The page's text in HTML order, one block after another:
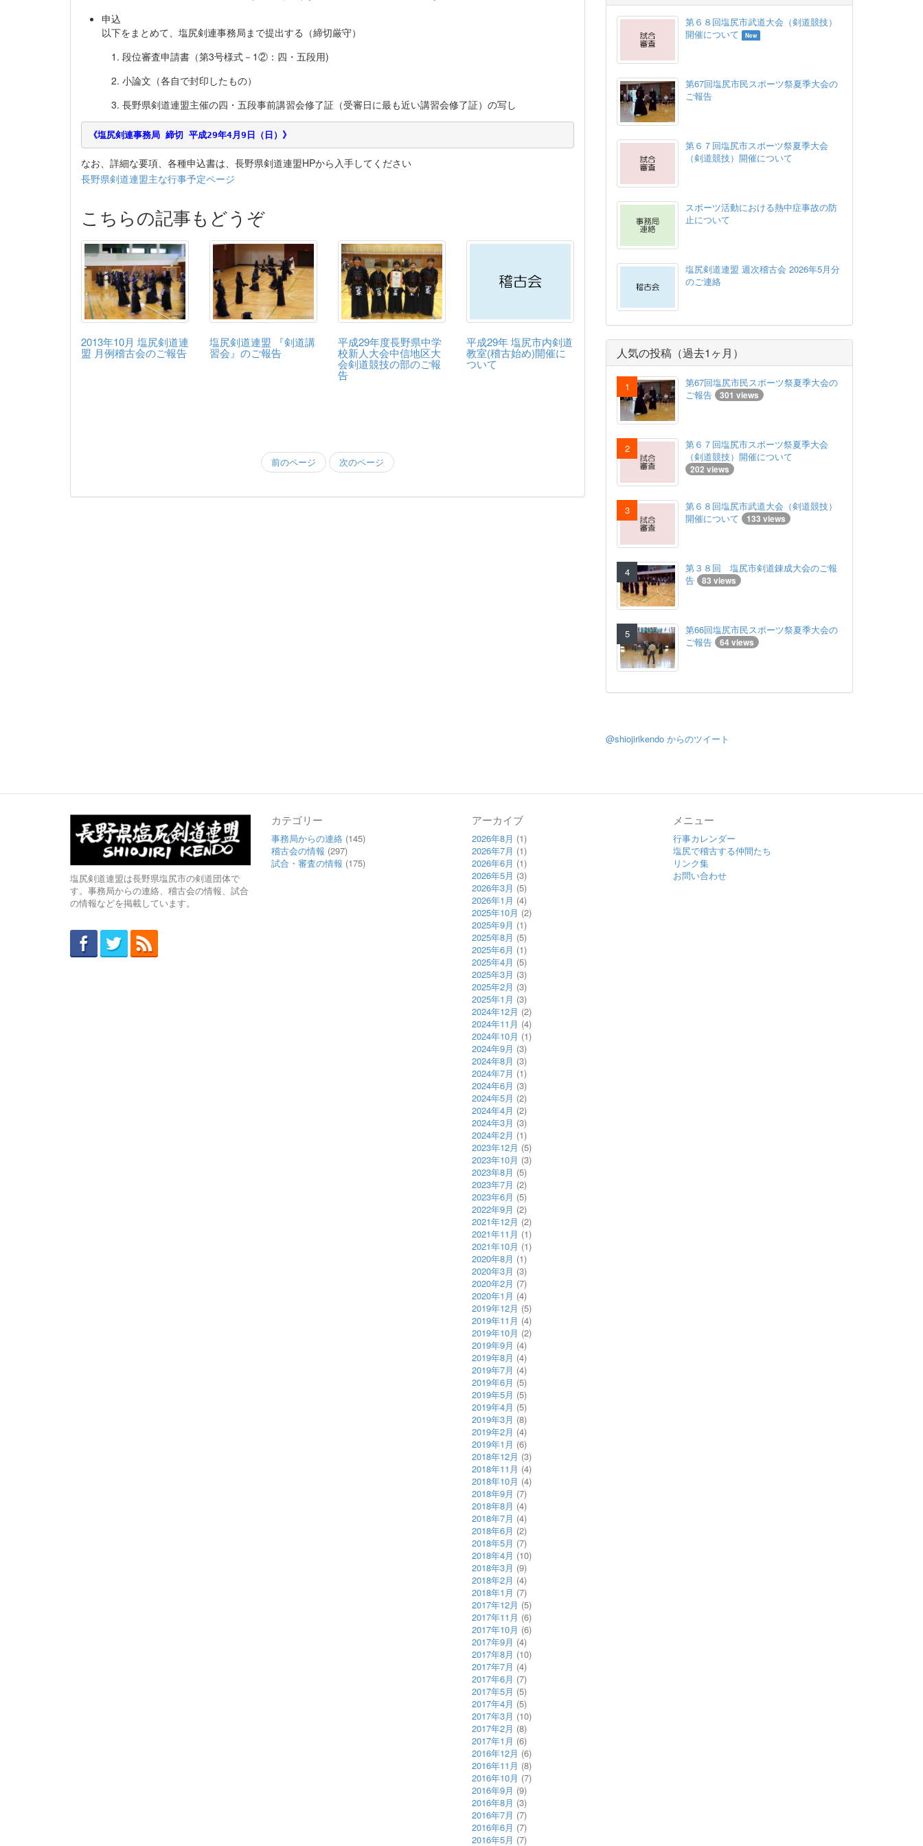
申込
以下をまとめて、塩尻剣連事務局まで提出する（締切厳守）
段位審査申請書（第3号様式－1②：四・五段用)
小論文（各自で封印したもの）
長野県剣道連盟主催の四・五段事前講習会修了証（受審日に最も近い講習会修了証）の写し
なお、詳細な要項、各種申込書は、長野県剣道連盟HPから入手してください
長野県剣道連盟主な行事予定ページ
こちらの記事もどうぞ
2013年10月 塩尻剣道連
盟 月例稽古会のご報告
塩尻剣道連盟 『剣道講
習会』のご報告
平成29年度長野県中学
校新人大会中信地区大
会剣道競技の部のご報
告
平成29年 塩尻市内剣道
教室(稽古始め)開催に
ついて
前のページ 次のページ
第６８回塩尻市武道大会（剣道競技）
開催について
New
第67回塩尻市民スポーツ祭夏季大会の
ご報告
第６７回塩尻市スポーツ祭夏季大会
（剣道競技）開催について
スポーツ活動における熱中症事故の防
止について
塩尻剣道連盟 週次稽古会 2026年5月分
のご連絡
人気の投稿（過去1ヶ月）
第67回塩尻市民スポーツ祭夏季大会の
ご報告
301 views
第６７回塩尻市スポーツ祭夏季大会
（剣道競技）開催について
202 views
第６８回塩尻市武道大会（剣道競技）
開催について
133 views
第３８回 塩尻市剣道錬成大会のご報
告
83 views
第66回塩尻市民スポーツ祭夏季大会の
ご報告
64 views
@shiojirikendo からのツイート
塩尻剣道連盟は長野県塩尻市の剣道団体で
す。事務局からの連絡、稽古会の情報、試合
の情報などを掲載しています。
カテゴリー
事務局からの連絡(145)
稽古会の情報 (297)
試合・審査の情報 (175)
アーカイブ
2026年8月 (1)
2026年7月 (1)
2026年6月 (1)
2026年5月 (3)
2026年3月 (5)
2026年1月 (4)
2025年10月 (2)
2025年9月 (1)
2025年8月 (5)
2025年6月 (1)
2025年4月 (5)
2025年3月 (3)
2025年2月 (3)
2025年1月 (3)
2024年12月 (2)
2024年11月 (4)
2024年10月 (1)
2024年9月 (3)
2024年8月 (3)
2024年7月 (1)
2024年6月 (3)
2024年5月 (2)
2024年4月 (2)
2024年3月 (3)
2024年2月 (1)
2023年12月 (5)
2023年10月 (3)
2023年8月 (5)
2023年7月 (2)
2023年6月 (5)
2022年9月 (2)
2021年12月 (2)
2021年11月 (1)
2021年10月 (1)
2020年8月 (1)
2020年3月 (3)
2020年2月 (7)
2020年1月 (4)
2019年12月 (5)
2019年11月 (4)
2019年10月 (2)
2019年9月 (4)
2019年8月 (4)
2019年7月 (4)
2019年6月 (5)
2019年5月 (5)
2019年4月 (5)
2019年3月 (8)
2019年2月 (4)
2019年1月 (6)
2018年12月 (3)
2018年11月 (4)
2018年10月 (4)
2018年9月 (7)
2018年8月 (4)
2018年7月 (4)
2018年6月 (2)
2018年5月 (7)
2018年4月 (10)
2018年3月 (9)
2018年2月 (4)
2018年1月 (7)
2017年12月 (5)
2017年11月 (6)
2017年10月 (6)
2017年9月 (4)
2017年8月 (10)
2017年7月 (4)
2017年6月 (7)
2017年5月 (5)
2017年4月 (5)
2017年3月 (10)
2017年2月 (8)
2017年1月 (6)
2016年12月 (6)
2016年11月 (8)
2016年10月 (7)
2016年9月 (9)
2016年8月 (3)
2016年7月 (7)
2016年6月 (7)
2016年5月 (7)
メニュー
行事カレンダー
塩尻で稽古する仲間たち
リンク集
お問い合わせ